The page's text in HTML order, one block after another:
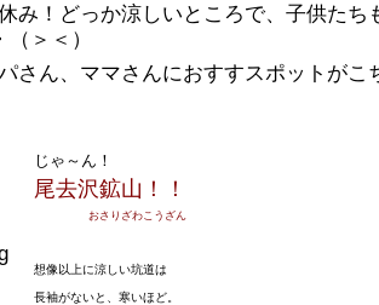
み！どっか涼しいところで、子供たち
＞＜）
さん、ママさんにおすすスポットがこ
じゃ～ん！
尾去沢鉱山！！
おさりざわこうざん
想像以上に涼しい坑道は
長袖がないと、寒いほど。